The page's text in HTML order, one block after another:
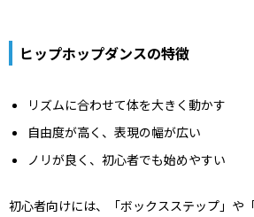
ヒップホップダンスの特徴
リズムに合わせて体を大きく動かす
自由度が高く、表現の幅が広い
ノリが良く、初心者でも始めやすい
初心者向けには、「ボックスステップ」や